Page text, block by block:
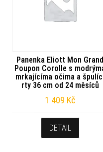
Panenka Eliott Mon Grand
Poupon Corolle s
mrkajícíma očima a
rty 36 cm od 24 měsíců
1 409 Kč
DETAIL